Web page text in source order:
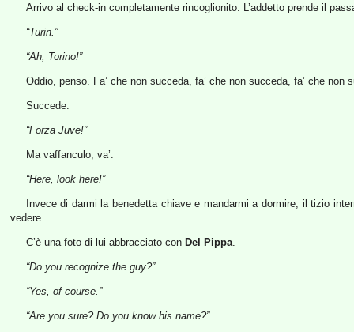
Arrivo al check-in completamente rincoglionito. L’addetto prende il
“Turin.”
“Ah, Torino!”
Oddio, penso. Fa’ che non succeda, fa’ che non succeda, fa’ che non
Succede.
“Forza Juve!”
Ma vaffanculo, va’.
“Here, look here!”
Invece di darmi la benedetta chiave e mandarmi a dormire, il tizio
vedere.
C’è una foto di lui abbracciato con Del Pippa.
“Do you recognize the guy?”
“Yes, of course.”
“Are you sure? Do you know his name?”